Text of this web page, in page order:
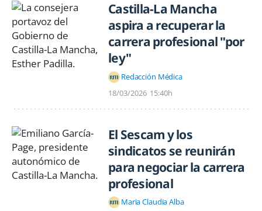
Castilla-La Mancha
aspira a recuperar la
carrera profesional "por
ley"
Redacción Médica
18/03/2026 15:40h
El Sescam y los
sindicatos se reunirán
para negociar la carrera
profesional
Maria Claudia Alba